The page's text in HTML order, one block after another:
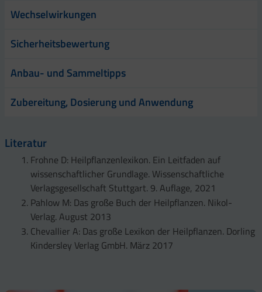
Wechselwirkungen
Sicherheitsbewertung
Anbau- und Sammeltipps
Zubereitung, Dosierung und Anwendung
Literatur
Frohne D: Heilpflanzenlexikon. Ein Leitfaden auf
wissenschaftlicher Grundlage. Wissenschaftliche
Verlagsgesellschaft Stuttgart. 9. Auflage, 2021
Pahlow M: Das große Buch der Heilpflanzen. Nikol-
Verlag. August 2013
Chevallier A: Das große Lexikon der Heilpflanzen. Dorling
Kindersley Verlag GmbH. März 2017